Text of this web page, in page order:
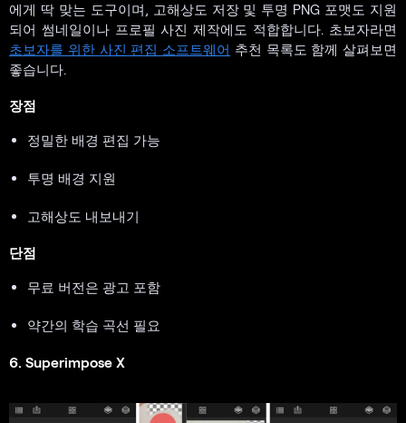
에게 딱 맞는 도구이며, 고해상도 저장 및 투명 PNG 포맷도 지원
되어 썸네일이나 프로필 사진 제작에도 적합합니다. 초보자라면
초보자를 위한 사진 편집 소프트웨어 추천 목록도 함께 살펴보면
좋습니다.
장점
정밀한 배경 편집 가능
투명 배경 지원
고해상도 내보내기
단점
무료 버전은 광고 포함
약간의 학습 곡선 필요
6. Superimpose X